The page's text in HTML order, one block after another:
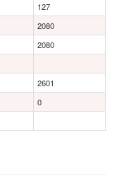
127
2080
2080
2601
0